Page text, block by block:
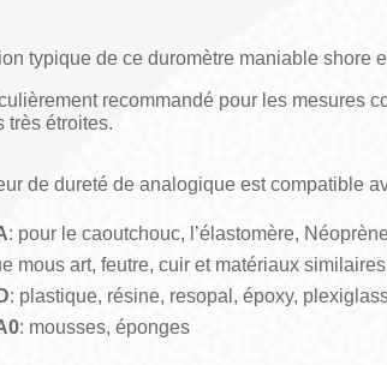
typique de ce duromètre maniable shore
recommandé pour les
très étroites.
de dureté de analogique est compatible
: pour le caoutchouc, l’élastomère,
mous art, feutre, cuir et matériaux similaires
: plastique, résine, resopal, époxy,
: mousses, éponges